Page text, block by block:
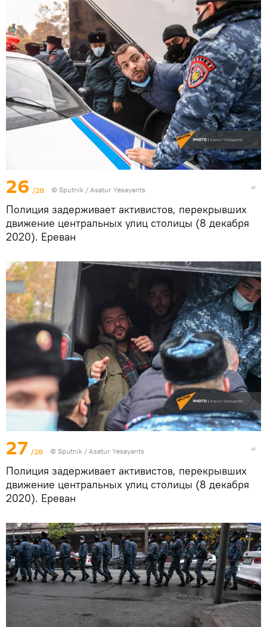
26 /28 © Sputnik / Asatur Yesayants
Полиция задерживает активистов, перекрывших
движение центральных улиц столицы (8 декабря
2020). Еревaн
27 /28 © Sputnik / Asatur Yesayants
Полиция задерживает активистов, перекрывших
движение центральных улиц столицы (8 декабря
2020). Еревaн